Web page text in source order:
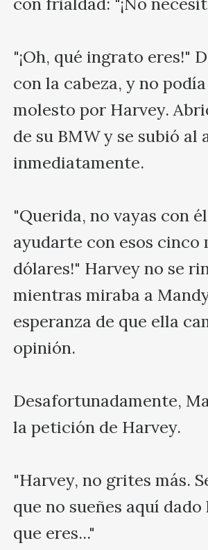
"¡Oh, qué ingrato eres!"
con la cabeza, y no
molesto por Harvey.
de su BMW y se subió al
inmediatamente.
"Querida, no vayas con
ayudarte con esos cinco
dólares!" Harvey no se
mientras miraba a
esperanza de que ella
opinión.
Desafortunadamente,
la petición de Harvey.
"Harvey, no grites más.
que no sueñes aquí
que eres..."